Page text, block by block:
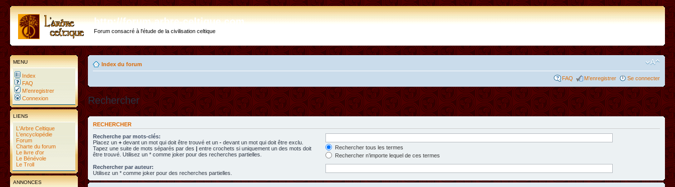
http://forum.arbre-celtique.com
Forum consacré à l'étude de la civilisation celtique
MENU
Index
FAQ
M’enregistrer
Connexion
LIENS
L'Arbre Celtique
L'encyclopédie
Forum
Charte du forum
Le livre d'or
Le Bénévole
Le Troll
ANNONCES
Index du forum
FAQ M’enregistrer Se connecter
Rechercher
RECHERCHER
Recherche par mots-clés:
Placez un + devant un mot qui doit être trouvé et un - devant un mot qui doit être exclu.
Tapez une suite de mots séparés par des | entre crochets si uniquement un des mots doit
être trouvé. Utilisez un * comme joker pour des recherches partielles.
Rechercher tous les termes
Rechercher n’importe lequel de ces termes
Rechercher par auteur:
Utilisez un * comme joker pour des recherches partielles.